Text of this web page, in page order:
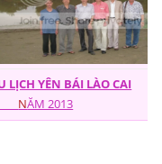
LỊCH YÊN BÁI LÀO CAI
NĂM 2013